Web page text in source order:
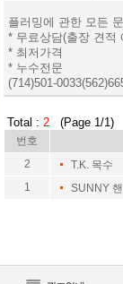
플러밍에 관한 모든
* 무료상담(출장 견적
* 최저가격
* 누수전문
(714)501-
Total : 2 (Page 1/1)
번호
2
T.K. 목수
1
SUNNY